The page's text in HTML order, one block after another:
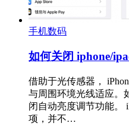
手机数码
如何关闭 iphone/
借助于光传感器，
与周围环境光线适应。
闭自动亮度调节功能。
项，并不…